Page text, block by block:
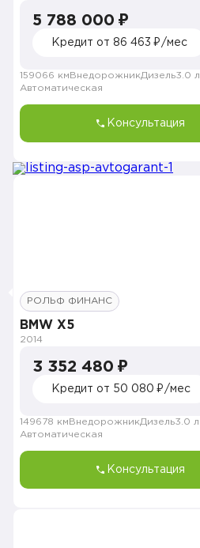
5 788 000 ₽
Кредит от 86 463 ₽/мес
159066 км ВнедорожникДизель3.0 л.
Автоматическая
Консультация
РОЛЬФ ФИНАНС
BMW X5
2014
3 352 480 ₽
Кредит от 50 080 ₽/мес
149678 км ВнедорожникДизель3.0 л.
Автоматическая
Консультация